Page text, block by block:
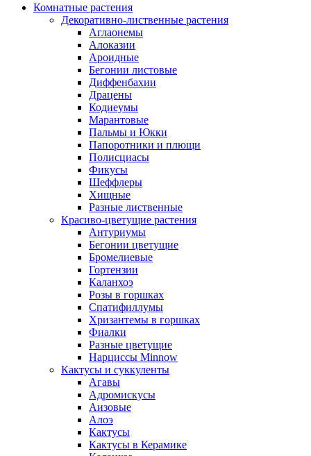
Комнатные растения
Декоративно-лиственные растения
Аглаонемы
Алоказии
Ароидные
Бегонии листовые
Диффенбахии
Драцены
Кодиеумы
Марантовые
Пальмы и Юкки
Папоротники и плющи
Полисциасы
Фикусы
Шеффлеры
Хищные
Разные лиственные
Красиво-цветущие растения
Антуриумы
Бегонии цветущие
Бромелиевые
Гортензии
Каланхоэ
Розы в горшках
Спатифиллумы
Хризантемы в горшках
Фиалки
Разные цветущие
Нарциссы Minnow
Кактусы и суккуленты
Агавы
Адромискусы
Аизовые
Алоэ
Кактусы
Кактусы в Керамике